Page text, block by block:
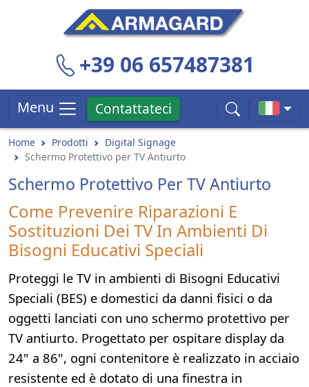
+39 06 657487381
Menu Contattateci
Home Prodotti
Digital Signage
Schermo Protettivo per TV Antiurto
Schermo Protettivo Per TV Antiurto
Come Prevenire Riparazioni E
Sostituzioni Dei TV In Ambienti Di
Bisogni Educativi Speciali
Proteggi le TV in ambienti di Bisogni Educativi
Speciali (BES) e domestici da danni fisici o da
oggetti lanciati con uno schermo protettivo per
TV antiurto. Progettato per ospitare display da
24" a 86", ogni contenitore è realizzato in acciaio
resistente ed è dotato di una finestra in